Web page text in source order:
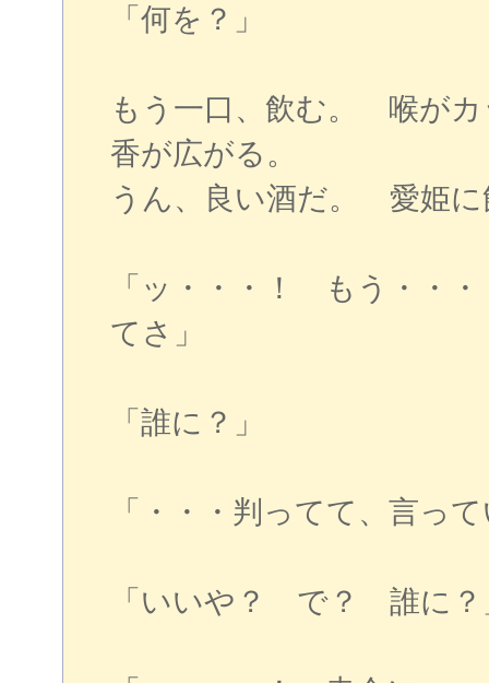
「何を？」
もう一口、飲む。 喉がカ
香が広がる。
うん、良い酒だ。 愛姫
「ッ・・・！ もう・・
てさ」
「誰に？」
「・・・判ってて、言っ
「いいや？ で？ 誰に？